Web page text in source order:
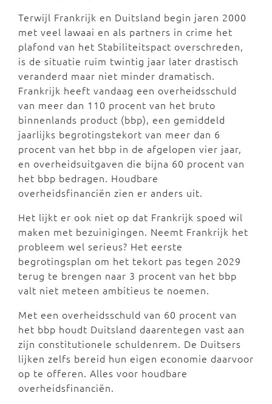
Terwijl Frankrijk en Duitsland begin jaren 2000
met veel lawaai en als partners in crime het
plafond van het Stabiliteitspact overschreden,
is de situatie ruim twintig jaar later drastisch
veranderd maar niet minder dramatisch.
Frankrijk heeft vandaag een overheidsschuld
van meer dan 110 procent van het bruto
binnenlands product (bbp), een gemiddeld
jaarlijks begrotingstekort van meer dan 6
procent van het bbp in de afgelopen vier jaar,
en overheidsuitgaven die bijna 60 procent van
het bbp bedragen. Houdbare
overheidsfinanciën zien er anders uit.
Het lijkt er ook niet op dat Frankrijk spoed wil
maken met bezuinigingen. Neemt Frankrijk het
probleem wel serieus? Het eerste
begrotingsplan om het tekort pas tegen 2029
terug te brengen naar 3 procent van het bbp
valt niet meteen ambitieus te noemen.
Met een overheidsschuld van 60 procent van
het bbp houdt Duitsland daarentegen vast aan
zijn constitutionele schuldenrem. De Duitsers
lijken zelfs bereid hun eigen economie daarvoor
op te offeren. Alles voor houdbare
overheidsfinanciën.